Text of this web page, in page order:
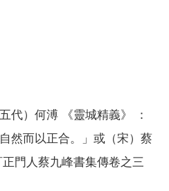
代）何溥 《靈城精義》 ：
然而以正合。」或（宋）蔡
門人蔡九峰書集傳卷之三